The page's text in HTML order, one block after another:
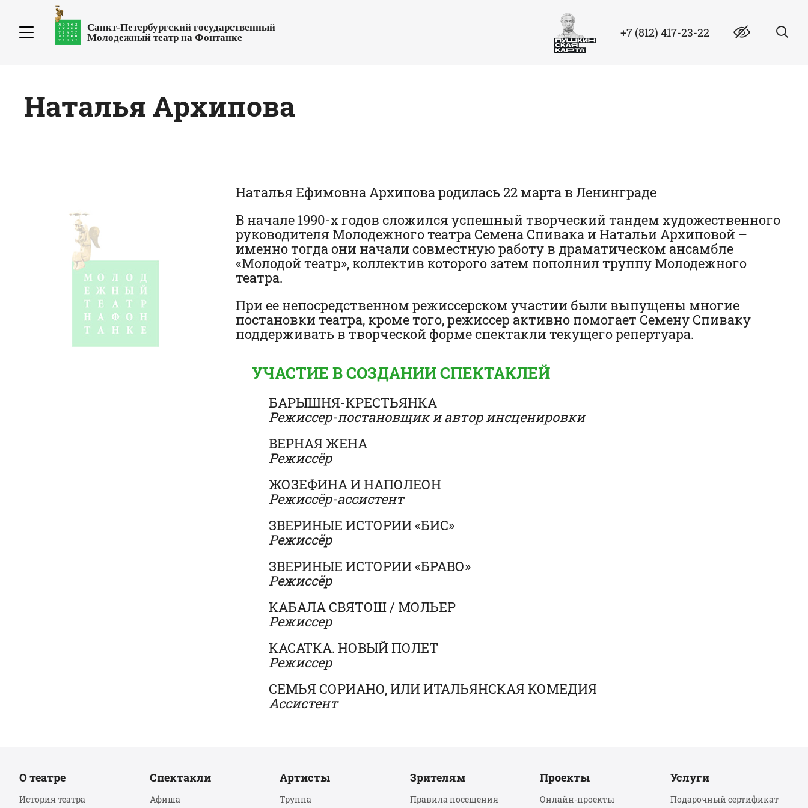
Санкт-Петербургский государственный
Молодежный театр на Фонтанке
+7 (812) 417-23-22
Наталья Архипова
Наталья Ефимовна Архипова родилась 22 марта в Ленинграде
В начале 1990-х годов сложился успешный творческий тандем художественного
руководителя Молодежного театра Семена Спивака и Натальи Архиповой –
именно тогда они начали совместную работу в драматическом ансамбле
«Молодой театр», коллектив которого затем пополнил труппу Молодежного
театра.
При ее непосредственном режиссерском участии были выпущены многие
постановки театра, кроме того, режиссер активно помогает Семену Спиваку
поддерживать в творческой форме спектакли текущего репертуара.
УЧАСТИЕ В СОЗДАНИИ СПЕКТАКЛЕЙ
БАРЫШНЯ-КРЕСТЬЯНКА
Режиссер-постановщик и автор инсценировки
ВЕРНАЯ ЖЕНА
Режиссёр
ЖОЗЕФИНА И НАПОЛЕОН
Режиссёр-ассистент
ЗВЕРИНЫЕ ИСТОРИИ «БИС»
Режиссёр
ЗВЕРИНЫЕ ИСТОРИИ «БРАВО»
Режиссёр
КАБАЛА СВЯТОШ / МОЛЬЕР
Режиссер
КАСАТКА. НОВЫЙ ПОЛЕТ
Режиссер
СЕМЬЯ СОРИАНО, ИЛИ ИТАЛЬЯНСКАЯ КОМЕДИЯ
Ассистент
О театре
История театра
Спектакли
Афиша
Артисты
Труппа
Зрителям
Правила посещения
Проекты
Онлайн-проекты
Услуги
Подарочный сертификат